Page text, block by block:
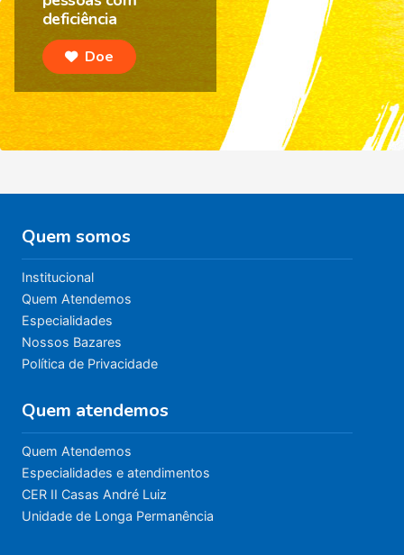
deficiência
Doe
Quem somos
Institucional
Quem Atendemos
Especialidades
Nossos Bazares
Política de Privacidade
Quem atendemos
Quem Atendemos
Especialidades e atendimentos
CER II Casas André Luiz
Unidade de Longa Permanência